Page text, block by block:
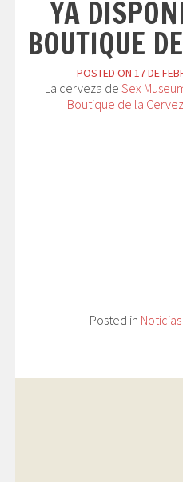
YA
BOUTIQUE
POSTED ON 17 DE
La cerveza de Sex
Boutique de la
Posted in Noticias